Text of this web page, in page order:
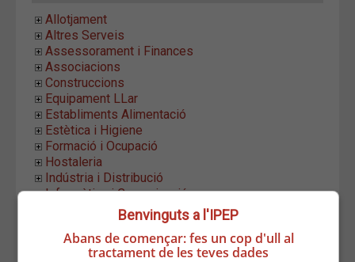
Allotjament
Altres Serveis
Assessorament i Finances
Associacions
Construccions
Equipament LLar
Establiments Alimentació
Estètica i Higiene
Formació i Ocupació
Hostaleria
Indústria i Distribució
Informàtica i Comunicació
Instal.lacions i Manteniment
Moda i Complements
Benvinguts a l'IPEP
Abans de començar: fes un cop d'ull al
tractament de les teves dades